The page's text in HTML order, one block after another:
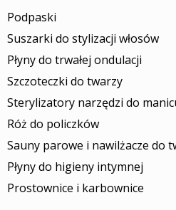
Podpaski
Suszarki do stylizacji włosów
Płyny do trwałej ondulacji
Szczoteczki do twarzy
Sterylizatory narzędzi do
Róż do policzków
Sauny parowe i nawilżacze do
Płyny do higieny intymnej
Prostownice i karbownice